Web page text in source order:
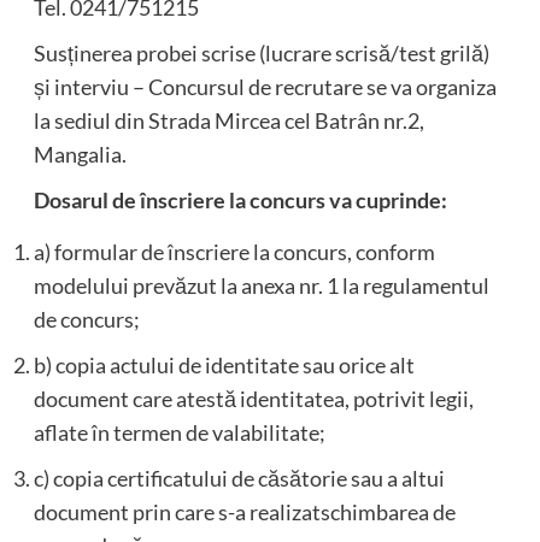
Tel. 0241/751215
Susținerea probei scrise (lucrare scrisă/test grilă)
și interviu – Concursul de recrutare se va organiza
la sediul din Strada Mircea cel Batrân nr.2,
Mangalia.
Dosarul de înscriere la concurs va cuprinde:
a) formular de înscriere la concurs, conform
modelului prevăzut la anexa nr. 1 la regulamentul
de concurs;
b) copia actului de identitate sau orice alt
document care atestă identitatea, potrivit legii,
aflate în termen de valabilitate;
c) copia certificatului de căsătorie sau a altui
document prin care s-a realizatschimbarea de